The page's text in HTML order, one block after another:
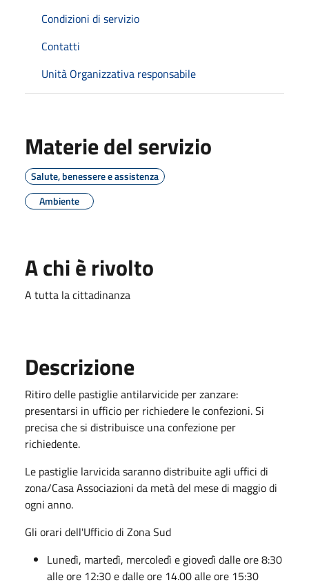
Condizioni di servizio
Contatti
Unità Organizzativa responsabile
Materie del servizio
Salute, benessere e assistenza
Ambiente
A chi è rivolto
A tutta la cittadinanza
Descrizione
Ritiro delle pastiglie antilarvicide per zanzare:
presentarsi in ufficio per richiedere le confezioni. Si
precisa che si distribuisce una confezione per
richiedente.
Le pastiglie larvicida saranno distribuite agli uffici di
zona/Casa Associazioni da metà del mese di maggio di
ogni anno.
Gli orari dell'Ufficio di Zona Sud
Lunedì, martedì, mercoledì e giovedì dalle ore 8:30
alle ore 12:30 e dalle ore 14.00 alle ore 15:30